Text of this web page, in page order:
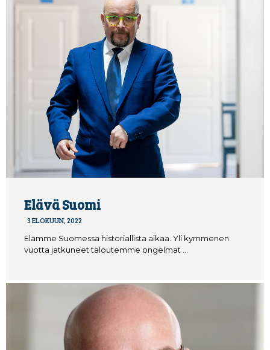
Elävä Suomi
3 ELOKUUN, 2022
Elämme Suomessa historiallista aikaa. Yli kymmenen
vuotta jatkuneet taloutemme ongelmat …